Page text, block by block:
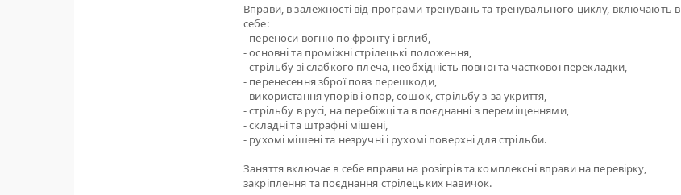
Вправи, в залежності від програми тренувань та тренувального циклу, включають в
себе:
- переноси вогню по фронту і вглиб,
- основні та проміжні стрілецькі положення,
- стрільбу зі слабкого плеча, необхідність повної та часткової перекладки,
- перенесення зброї повз перешкоди,
- використання упорів і опор, сошок, стрільбу з-за укриття,
- стрільбу в русі, на перебіжці та в поєднанні з переміщеннями,
- складні та штрафні мішені,
- рухомі мішені та незручні і рухомі поверхні для стрільби.
Заняття включає в себе вправи на розігрів та комплексні вправи на перевірку,
закріплення та поєднання стрілецьких навичок.